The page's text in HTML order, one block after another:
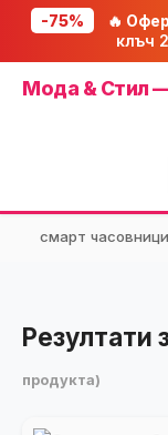
-75% 🔥
клъч
Мода & Стил
смарт часовници
Резултати
продукта)